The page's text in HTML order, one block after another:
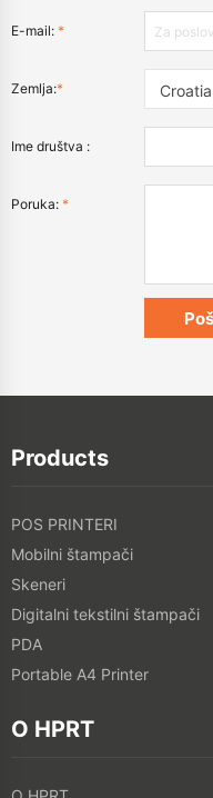
E-mail: *
Zemlja:* Croatia
Ime društva :
Poruka: *
Products
POS PRINTERI
Mobilni štampači
Skeneri
Digitalni tekstilni štampači
PDA
Portable A4 Printer
O HPRT